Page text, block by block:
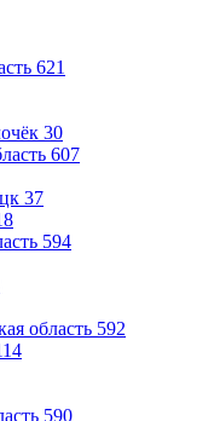
621
30
607
37
594
область 592
590